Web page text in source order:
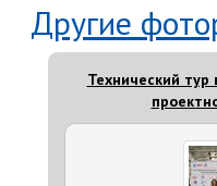
Другие
Технический